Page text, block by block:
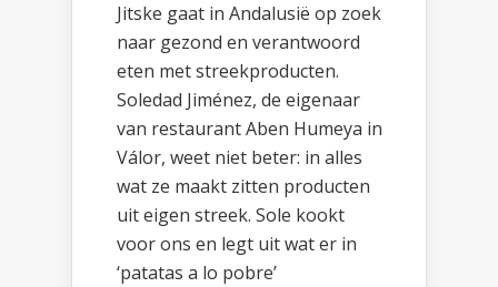
Jitske gaat in Andalusië op zoek
naar gezond en verantwoord
eten met streekproducten.
Soledad Jiménez, de eigenaar
van restaurant Aben Humeya in
Válor, weet niet beter: in alles
wat ze maakt zitten producten
uit eigen streek. Sole kookt
voor ons en legt uit wat er in
‘patatas a lo pobre’